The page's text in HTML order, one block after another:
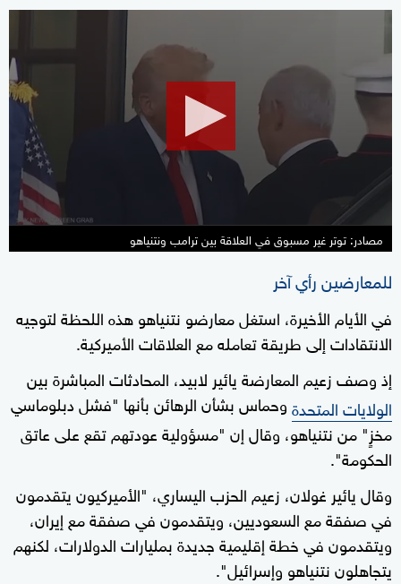
of
2
minutes,
seconds
مصادر: توتر غير مسبوق في العلاقة بين ترامب ونتنياهو
للمعارضين رأي آخر
في الأيام الأخيرة، استغل معارضو نتنياهو هذه اللحظة لتوجيه
الانتقادات إلى طريقة تعامله مع العلاقات الأميركية.
إذ وصف زعيم المعارضة يائير لابيد، المحادثات المباشرة بين
الولايات المتحدةوحماس بشأن الرهائن بأنها "فشل دبلوماسي
مخزٍ" من نتنياهو، وقال إن "مسؤولية عودتهم تقع على عاتق
الحكومة".
وقال يائير غولان، زعيم الحزب اليساري، "الأميركيون يتقدمون
في صفقة مع السعوديين، ويتقدمون في صفقة مع إيران،
ويتقدمون في خطة إقليمية جديدة بمليارات الدولارات، لكنهم
يتجاهلون نتنياهو وإسرائيل".